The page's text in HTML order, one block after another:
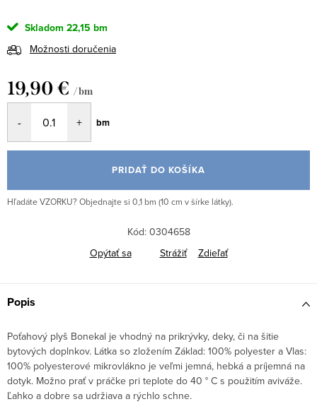
Skladom 22,15 bm
Možnosti doručenia
19,90 € / bm
cena:
bm
PRIDAŤ DO KOŠÍKA
Hľadáte VZORKU? Objednajte si 0,1 bm (10 cm v šírke látky).
Kód: 0304658
Opýtať sa
Strážiť Zdieľať
Popis
Poťahový plyš Bonekal je vhodný na prikrývky, deky, či na šitie
bytových doplnkov. Látka so zložením Základ: 100% polyester a Vlas:
100% polyesterové mikrovlákno je veľmi jemná, hebká a príjemná na
dotyk. Možno prať v práčke pri teplote do 40 ° C s použitím aviváže.
Ľahko a dobre sa udržiava a rýchlo schne.